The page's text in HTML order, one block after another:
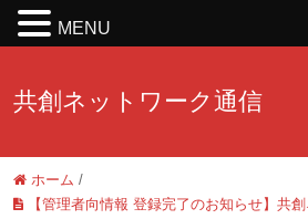
共創ネットワーク通信
ホーム /
【管理者向情報 登録完了のお知らせ】共
MENU